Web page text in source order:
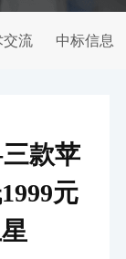
交流 中标信息
款苹
元